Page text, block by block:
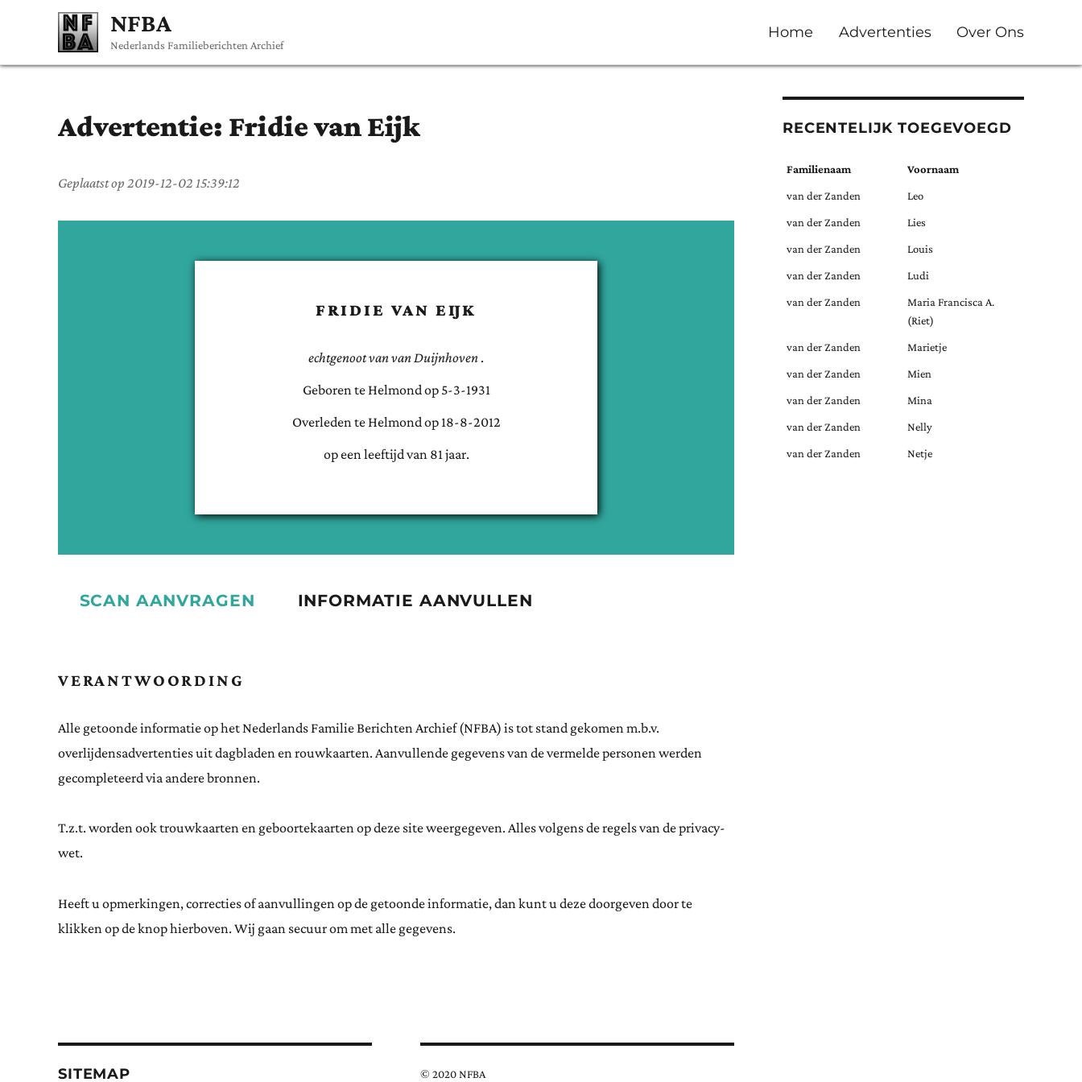
NFBA
Nederlands Familieberichten Archief
Home Advertenties Over Ons
Advertentie: Fridievan Eijk
Geplaatst op 2019-12-02 15:39:12
FRIDIE VAN EIJK
echtgenoot vanvan Duijnhoven .
Geboren te Helmond op 5-3-1931
Overleden te Helmond op 18-8-2012
op een leeftijd van 81 jaar.
SCAN AANVRAGEN INFORMATIE AANVULLEN
VERANTWOORDING
Alle getoonde informatie op het Nederlands Familie Berichten Archief (NFBA) is tot stand gekomen m.b.v.
overlijdensadvertenties uit dagbladen en rouwkaarten. Aanvullende gegevens van de vermelde personen werden
gecompleteerd via andere bronnen.
T.z.t. worden ook trouwkaarten en geboortekaarten op deze site weergegeven. Alles volgens de regels van de privacy-
wet.
Heeft u opmerkingen, correcties of aanvullingen op de getoonde informatie, dan kunt u deze doorgeven door te
klikken op de knop hierboven. Wij gaan secuur om met alle gegevens.
SITEMAP © 2020 NFBA
RECENTELIJK TOEGEVOEGD
Familienaam Voornaam
van der Zanden Leo
van der Zanden Lies
van der Zanden Louis
van der Zanden Ludi
van der Zanden
Maria Francisca A.
(Riet)
van der Zanden Marietje
van der Zanden Mien
van der Zanden Mina
van der Zanden Nelly
van der Zanden Netje